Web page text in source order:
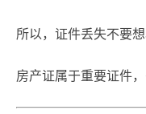
所以，证件丢失不要想
房产证属于重要证件